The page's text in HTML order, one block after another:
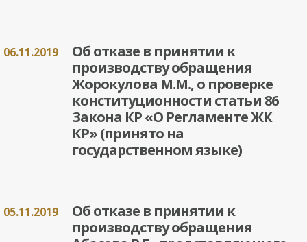
06.11.2019
Об отказе в принятии к
производству обращения
Жорокулова М.М., о проверке
конституционности статьи 86
Закона КР «О Регламенте ЖК
КР» (принято на
государственном языке)
05.11.2019
Об отказе в принятии к
производству обращения